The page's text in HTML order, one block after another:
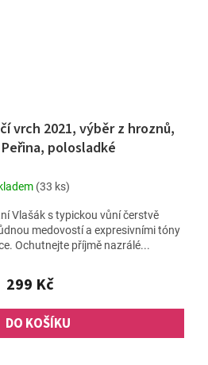
vrch 2021, výběr z hroznů,
polosladké
(33 ks)
299 Kč
DO KOŠÍKU
Vlašák s typickou vůní čerstvě
medovostí a expresivními tóny
Ochutnejte příjmě nazrálé...